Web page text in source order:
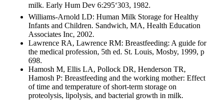
milk. Early Hum Dev 6:295‘303, 1982.
Williams-Arnold LD: Human Milk Storage for Healthy
Infants and Children. Sandwich, MA, Health Education
Associates Inc, 2002.
Lawrence RA, Lawrence RM: Breastfeeding: A guide for
the medical profession, 5th ed. St. Louis, Mosby, 1999, p
698.
Hamosh M, Ellis LA, Pollock DR, Henderson TR,
Hamosh P: Breastfeeding and the working mother: Effect
of time and temperature of short-term storage on
proteolysis, lipolysis, and bacterial growth in milk.